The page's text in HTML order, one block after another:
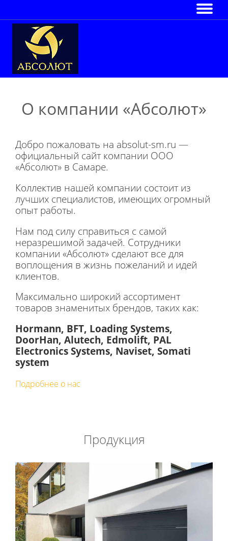
О компании «Абсолют»
Добро пожаловать на absolut-sm.ru —
официальный сайт компании ООО
«Абсолют» в Самаре.
Коллектив нашей компании состоит из
лучших специалистов, имеющих огромный
опыт работы.
Нам под силу справиться с самой
неразрешимой задачей. Сотрудники
компании «Абсолют» сделают все для
воплощения в жизнь пожеланий и идей
клиентов.
Максимально широкий ассортимент
товаров знаменитых брендов, таких как:
Hormann, BFT, Loading Systems,
DoorHan, Аlutech, Edmolift, PAL
Electronics Systems, Naviset, Somati
system
Подробнее о нас
Продукция